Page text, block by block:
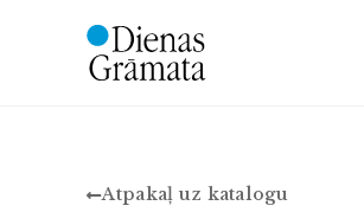
Atpakaļ uz katalogu